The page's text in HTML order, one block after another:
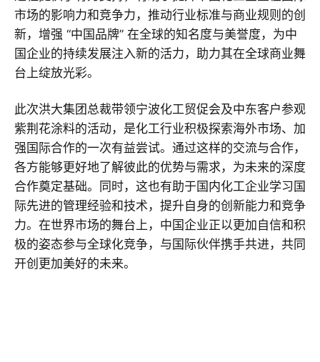
市场的影响力和竞争力，推动行业标准与商业规则的创
新，增强 “中国品牌” 在全球的知名度与美誉度，为中
国企业的持续发展注入新的活力，助力其在全球商业舞
台上绽放光彩。
此次洪大集团总裁带领宁波化工贸促会及中东客户参观
紫荆花涂料的活动，是化工行业积极探索海外市场、加
强国际合作的一次有益尝试。通过这样的交流与合作，
各方能够更好地了解彼此的优势与需求，为未来的深度
合作奠定基础。同时，这也有助于国内化工企业学习国
际先进的管理经验和技术，提升自身的创新能力和竞争
力。在世界市场的舞台上，中国企业正以更加自信和积
极的姿态参与全球化竞争，与国际伙伴携手共进，共同
开创更加美好的未来。